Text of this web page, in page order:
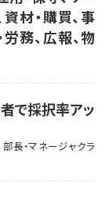
材・購買、事
労務、広報、物
で採択率アッ
長・マネージャクラ